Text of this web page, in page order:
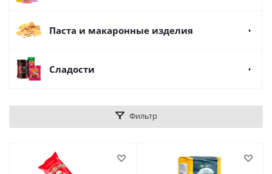
Паста и макаронные изделия
Сладости
Фильтр